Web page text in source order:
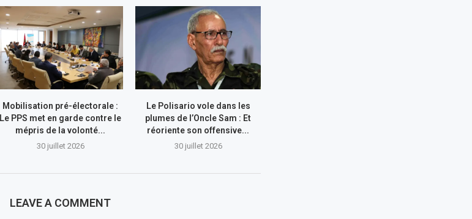
Mobilisation pré-électorale :
Le PPS met en garde contre le
mépris de la volonté...
30 juillet 2026
Le Polisario vole dans les
plumes de l’Oncle Sam : Et
réoriente son offensive...
30 juillet 2026
LEAVE A COMMENT